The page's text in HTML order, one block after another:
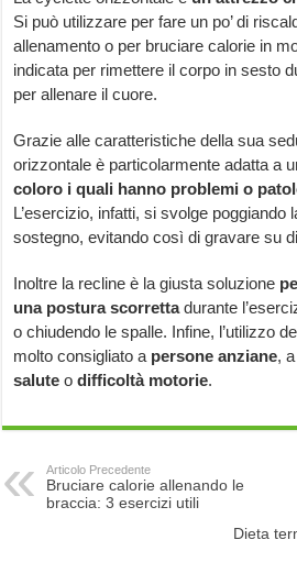
Si può utilizzare per fare un po’ di
allenamento o per bruciare calorie in
indicata per rimettere il corpo in sesto
per allenare il cuore.
Grazie alle caratteristiche della sua
orizzontale è particolarmente adatta a
coloro i quali hanno problemi o
L’esercizio, infatti, si svolge poggiando
sostegno, evitando così di gravare su
Inoltre la recline è la giusta soluzione
una postura scorrettadurante
o chiudendo le spalle. Infine, l’utilizzo
molto consigliato a persone anziane,
salute odifficoltà motorie.
Articolo Precedente
Bruciare calorie allenando le
braccia: 3 esercizi utili
Dieta